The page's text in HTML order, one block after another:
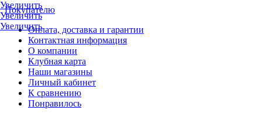
Покупателю
Оплата, доставка и гарантии
Контактная информация
О компании
Клубная карта
Наши магазины
Личный кабинет
К сравнению
Понравилось
Увеличить
Увеличить
Увеличить